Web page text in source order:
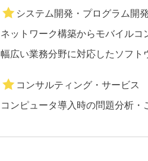
システム開発・プログラム開発
ネットワーク構築からモバイルコ
幅広い業務分野に対応したソフト
コンサルティング・サービス
コンピュータ導入時の問題分析・